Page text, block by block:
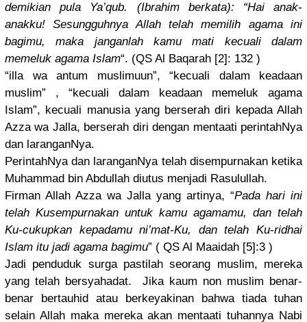
demikian pula Ya’qub. (Ibrahim berkata): “Hai anak-
anakku! Sesungguhnya Allah telah memilih agama ini
bagimu, maka janganlah kamu mati kecuali dalam
memeluk agama Islam“. (QS Al Baqarah [2]: 132 )
“illa wa antum muslimuun”, “kecuali dalam keadaan
muslim” , “kecuali dalam keadaan memeluk agama
Islam”, kecuali manusia yang berserah diri kepada Allah
Azza wa Jalla, berserah diri dengan mentaati perintahNya
dan laranganNya.
PerintahNya dan laranganNya telah disempurnakan ketika
Muhammad bin Abdullah diutus menjadi Rasulullah.
Firman Allah Azza wa Jalla yang artinya, “Pada hari ini
telah Kusempurnakan untuk kamu agamamu, dan telah
Ku-cukupkan kepadamu ni’mat-Ku,
dan telah Ku-ridhai
Islam itu jadi agama bagimu” ( QS Al Maaidah [5]:3 )
Jadi penduduk surga pastilah seorang muslim, mereka
yang telah bersyahadat. Jika kaum non muslim benar-
benar bertauhid atau berkeyakinan bahwa tiada tuhan
selain Allah maka mereka akan mentaati tuhannya Nabi